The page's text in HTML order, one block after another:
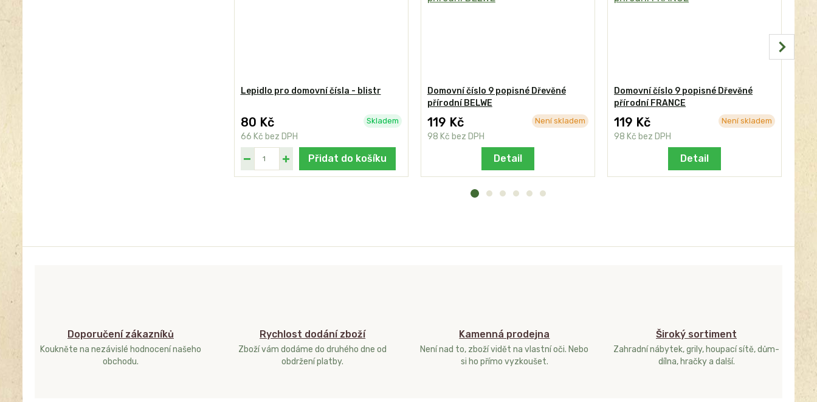
Lepidlo pro domovní čísla - blistr
80 Kč
66 Kč bez DPH
Skladem
Přidat do košíku
Domovní číslo 9 popisné Dřevěné
přírodní BELWE
119 Kč
98 Kč bez DPH
Není skladem
Detail
Domovní číslo 9 popisné Dřevěné
přírodní FRANCE
119 Kč
98 Kč bez DPH
Není skladem
Detail
Doporučení zákazníků
Koukněte na nezávislé hodnocení našeho
obchodu.
Rychlost dodání zboží
Zboží vám dodáme do druhého dne od
obdržení platby.
Kamenná prodejna
Není nad to, zboží vidět na vlastní oči. Nebo
si ho přímo vyzkoušet.
Široký sortiment
Zahradní nábytek, grily, houpací sítě, dům-
dílna, hračky a další.